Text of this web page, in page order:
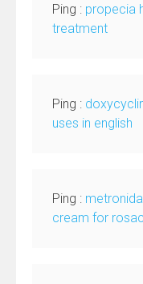
Ping : propecia
treatment
Ping :
uses in english
Ping :
cream for